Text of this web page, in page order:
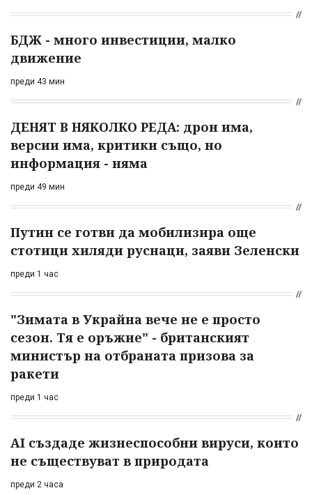
БДЖ - много инвестиции, малко
движение
преди 43 мин
ДЕНЯТ В НЯКОЛКО РЕДА: дрон има,
версии има, критики също, но
информация - няма
преди 49 мин
Путин се готви да мобилизира още
стотици хиляди руснаци, заяви Зеленски
преди 1 час
"Зимата в Украйна вече не е просто
сезон. Тя е оръжие" - британският
министър на отбраната призова за
ракети
преди 1 час
AI създаде жизнеспособни вируси, които
не съществуват в природата
преди 2 часа